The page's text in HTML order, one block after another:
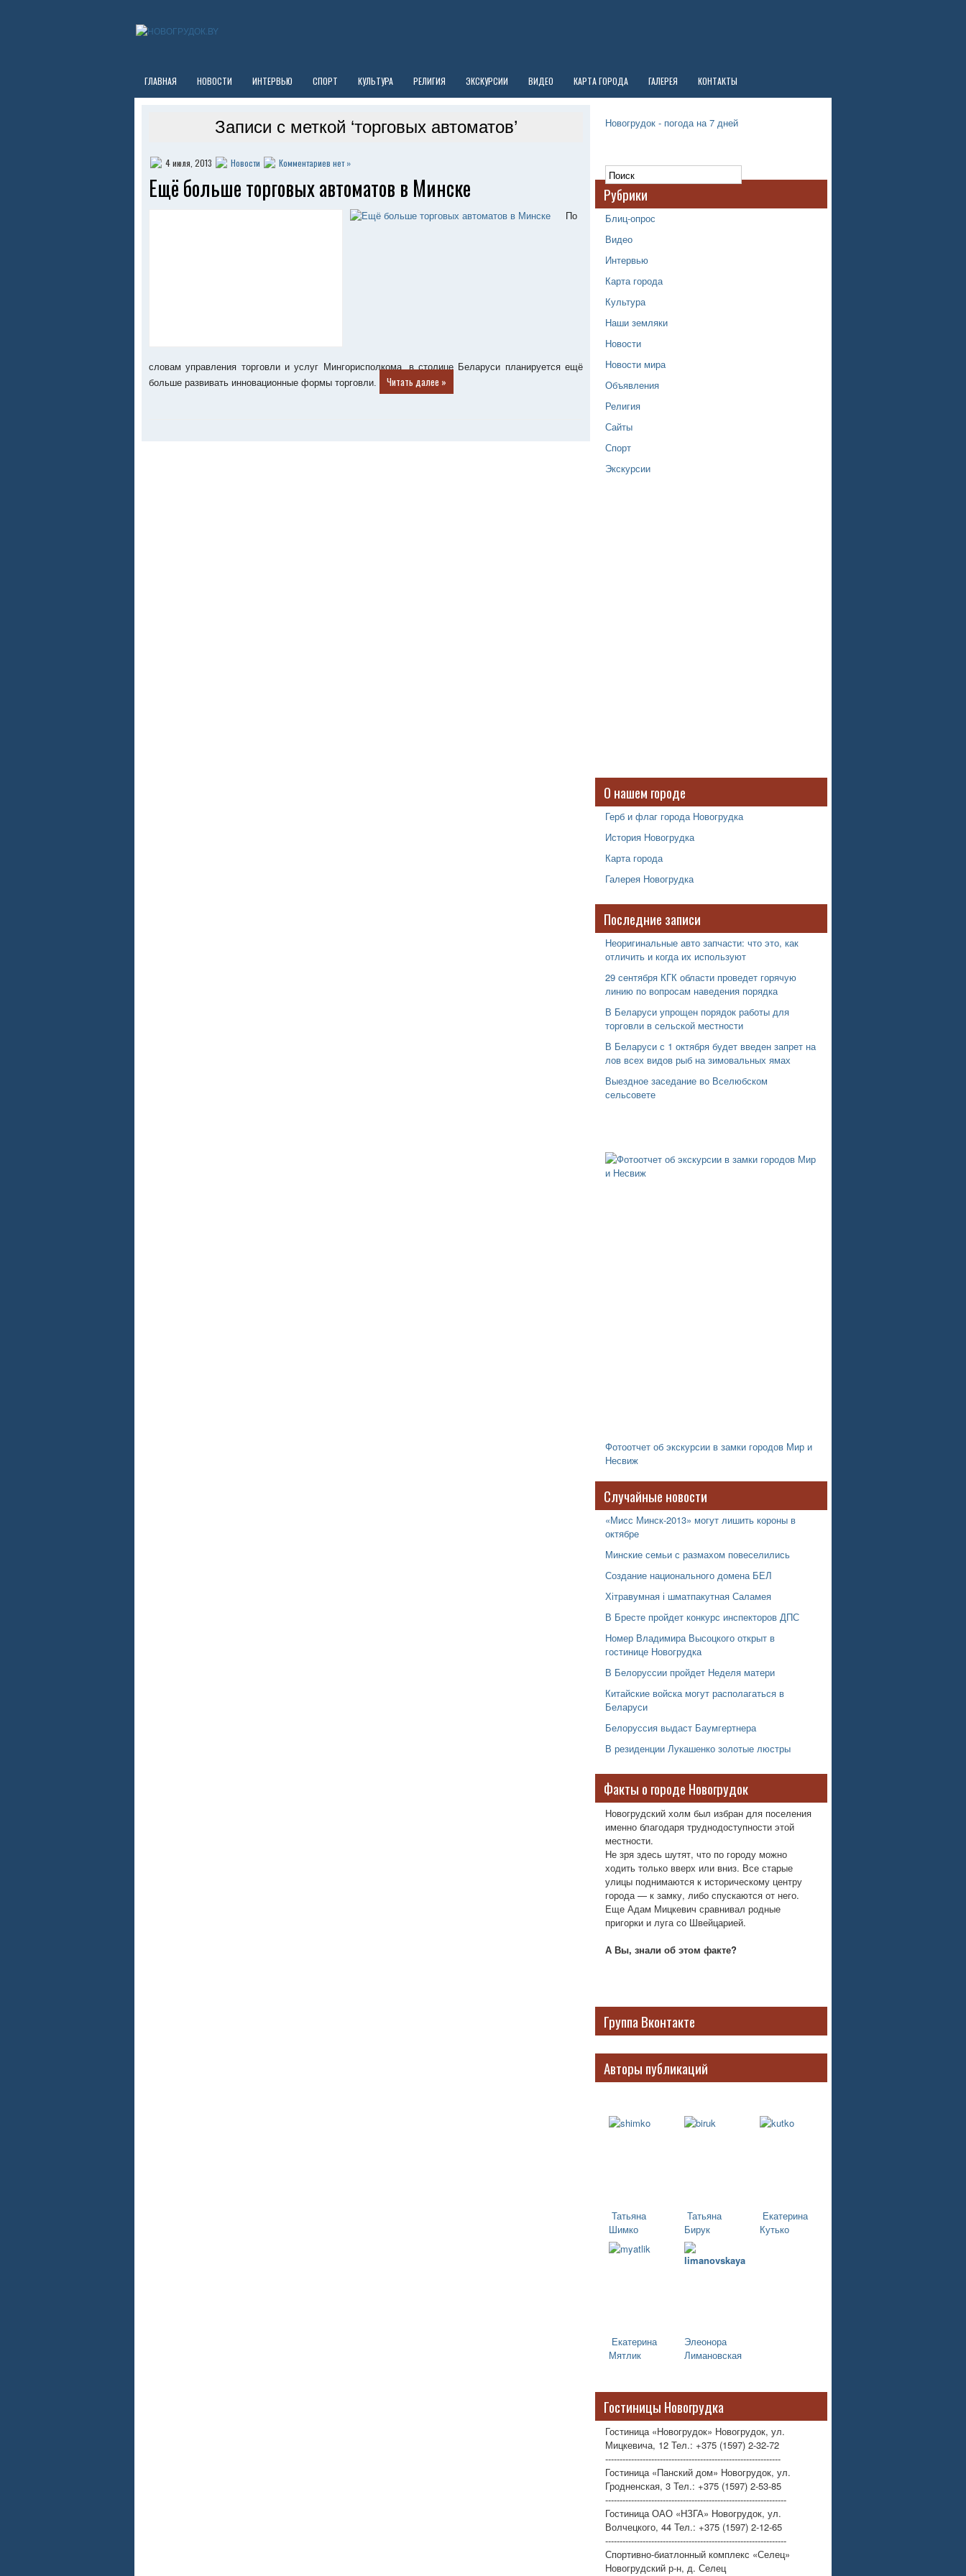
ГЛАВНАЯ НОВОСТИ ИНТЕРВЬЮ СПОРТ КУЛЬТУРА РЕЛИГИЯ ЭКСКУРСИИ ВИДЕО КАРТА ГОРОДА ГАЛЕРЕЯ КОНТАКТЫ
Записи с меткой ‘торговых автоматов’
4 июля, 2013 Новости Комментариев нет »
Ещё больше торговых автоматов в Минске
По
словам управления торговли и услуг Мингорисполкома, в столице Беларуси планируется ещё
больше развивать инновационные формы торговли.
Читать далее »
Новогрудок - погода на 7 дней
Рубрики
Блиц-опрос
Видео
Интервью
Карта города
Культура
Наши земляки
Новости
Новости мира
Объявления
Религия
Сайты
Спорт
Экскурсии
О нашем городе
Герб и флаг города Новогрудка
История Новогрудка
Карта города
Галерея Новогрудка
Последние записи
Неоригинальные авто запчасти: что это, как
отличить и когда их используют
29 сентября КГК области проведет горячую
линию по вопросам наведения порядка
В Беларуси упрощен порядок работы для
торговли в сельской местности
В Беларуси с 1 октября будет введен запрет на
лов всех видов рыб на зимовальных ямах
Выездное заседание во Вселюбском
сельсовете
Фотоотчет об экскурсии в замки городов Мир и
Несвиж
Случайные новости
«Мисс Минск-2013» могут лишить короны в
октябре
Минские семьи с размахом повеселились
Создание национального домена БЕЛ
Хітравумная і шматпакутная Саламея
В Бресте пройдет конкурс инспекторов ДПС
Номер Владимира Высоцкого открыт в
гостинице Новогрудка
В Белоруссии пройдет Неделя матери
Китайские войска могут располагаться в
Беларуси
Белоруссия выдаст Баумгертнера
В резиденции Лукашенко золотые люстры
Факты о городе Новогрудок
Новогрудский холм был избран для поселения
именно благодаря труднодоступности этой
местности.
Не зря здесь шутят, что по городу можно
ходить только вверх или вниз. Все старые
улицы поднимаются к историческому центру
города — к замку, либо спускаются от него.
Еще Адам Мицкевич сравнивал родные
пригорки и луга со Швейцарией.
А Вы, знали об этом факте?
Группа Вконтакте
Авторы публикаций
Татьяна
Шимко
Татьяна
Бирук
Екатерина
Кутько
Екатерина
Мятлик
Элеонора
Лимановская
Гостиницы Новогрудка
Гостиница «Новогрудок» Новогрудок, ул.
Мицкевича, 12 Тел.: +375 (1597) 2-32-72
-------------------------------------------------------------
Гостиница «Панский дом» Новогрудок, ул.
Гродненская, 3 Тел.: +375 (1597) 2-53-85
---------------------------------------------------------------
Гостиница ОАО «НЗГА» Новогрудок, ул.
Волчецкого, 44 Тел.: +375 (1597) 2-12-65
---------------------------------------------------------------
Спортивно-биатлонный комплекс «Селец»
Новогрудский р-н, д. Селец